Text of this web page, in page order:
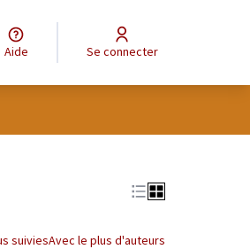
Aide Se connecter
suiviesAvec le plus d'auteurs